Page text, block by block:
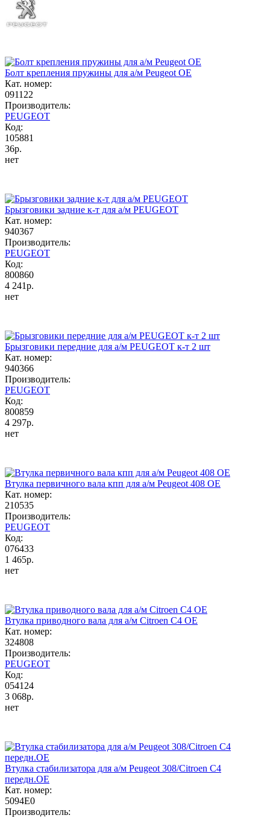
Болт крепления пружины для а/м Peugeot OE
Кат. номер:
091122
Производитель:
PEUGEOT
Код:
105881
36р.
нет
Брызговики задние к-т для а/м PEUGEOT
Кат. номер:
940367
Производитель:
PEUGEOT
Код:
800860
4 241р.
нет
Брызговики передние для а/м PEUGEOT к-т 2 шт
Кат. номер:
940366
Производитель:
PEUGEOT
Код:
800859
4 297р.
нет
Втулка первичного вала кпп для а/м Peugeot 408 OE
Кат. номер:
210535
Производитель:
PEUGEOT
Код:
076433
1 465р.
нет
Втулка приводного вала для а/м Citroen C4 OE
Кат. номер:
324808
Производитель:
PEUGEOT
Код:
054124
3 068р.
нет
Втулка стабилизатора для а/м Peugeot 308/Citroen C4
передн.OE
Кат. номер:
5094E0
Производитель: